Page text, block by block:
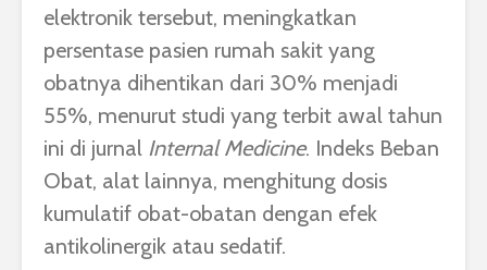
elektronik tersebut, meningkatkan
persentase pasien rumah sakit yang
obatnya dihentikan dari 30% menjadi
55%, menurut studi yang terbit awal tahun
ini di jurnal Internal Medicine. Indeks Beban
Obat, alat lainnya, menghitung dosis
kumulatif obat-obatan dengan efek
antikolinergik atau sedatif.